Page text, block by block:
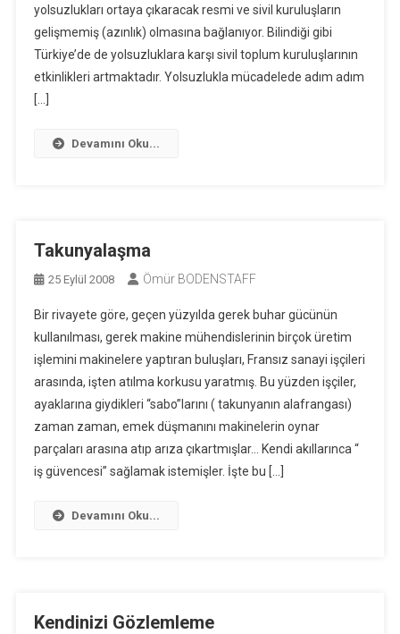
yolsuzlukları ortaya çıkaracak resmi ve sivil kuruluşların
gelişmemiş (azınlık) olmasına bağlanıyor. Bilindiği gibi
Türkiye’de de yolsuzluklara karşı sivil toplum kuruluşlarının
etkinlikleri artmaktadır. Yolsuzlukla mücadelede adım adım
[…]
Devamını Oku...
Takunyalaşma
25 Eylül 2008 Ömür BODENSTAFF
Bir rivayete göre, geçen yüzyılda gerek buhar gücünün
kullanılması, gerek makine mühendislerinin birçok üretim
işlemini makinelere yaptıran buluşları, Fransız sanayi işçileri
arasında, işten atılma korkusu yaratmış. Bu yüzden işçiler,
ayaklarına giydikleri “sabo”larını ( takunyanın alafrangası)
zaman zaman, emek düşmanını makinelerin oynar
parçaları arasına atıp arıza çıkartmışlar… Kendi akıllarınca “
iş güvencesi” sağlamak istemişler. İşte bu […]
Devamını Oku...
Kendinizi Gözlemleme